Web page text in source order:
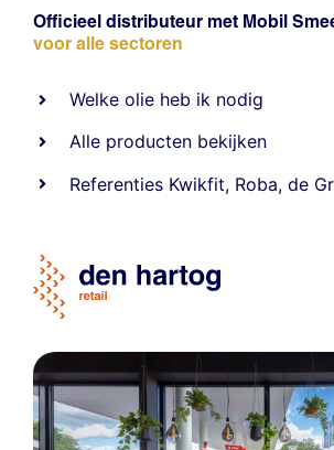
Officieel distributeur met Mobil
voor alle sectoren
Welke olie heb ik nodig
Alle producten bekijken
Referenties Kwikfit, Roba,de